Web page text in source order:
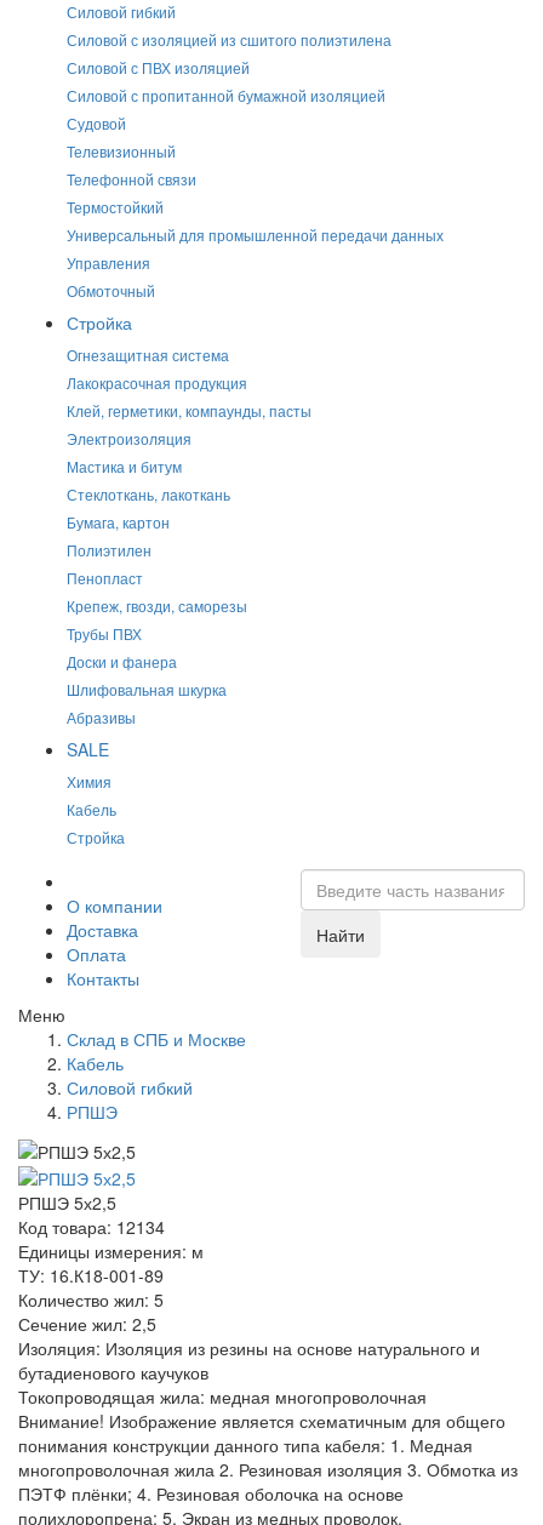
Силовой гибкий
Силовой с изоляцией из сшитого полиэтилена
Силовой с ПВХ изоляцией
Силовой с пропитанной бумажной изоляцией
Судовой
Телевизионный
Телефонной связи
Термостойкий
Универсальный для промышленной передачи данных
Управления
Обмоточный
Стройка
Огнезащитная система
Лакокрасочная продукция
Клей, герметики, компаунды, пасты
Электроизоляция
Мастика и битум
Стеклоткань, лакоткань
Бумага, картон
Полиэтилен
Пенопласт
Крепеж, гвозди, саморезы
Трубы ПВХ
Доски и фанера
Шлифовальная шкурка
Абразивы
SALE
Химия
Кабель
Стройка
О компании
Доставка
Оплата
Контакты
Найти
Меню
Склад в СПБ и Москве
Кабель
Силовой гибкий
РПШЭ
РПШЭ 5х2,5
Код товара: 12134
Единицы измерения: м
ТУ: 16.К18-001-89
Количество жил: 5
Сечение жил: 2,5
Изоляция: Изоляция из резины на основе натурального и
бутадиенового каучуков
Токопроводящая жила: медная многопроволочная
Внимание! Изображение является схематичным для общего
понимания конструкции данного типа кабеля: 1. Медная
многопроволочная жила 2. Резиновая изоляция 3. Обмотка из
ПЭТФ плёнки; 4. Резиновая оболочка на основе
полихлоропрена; 5. Экран из медных проволок.